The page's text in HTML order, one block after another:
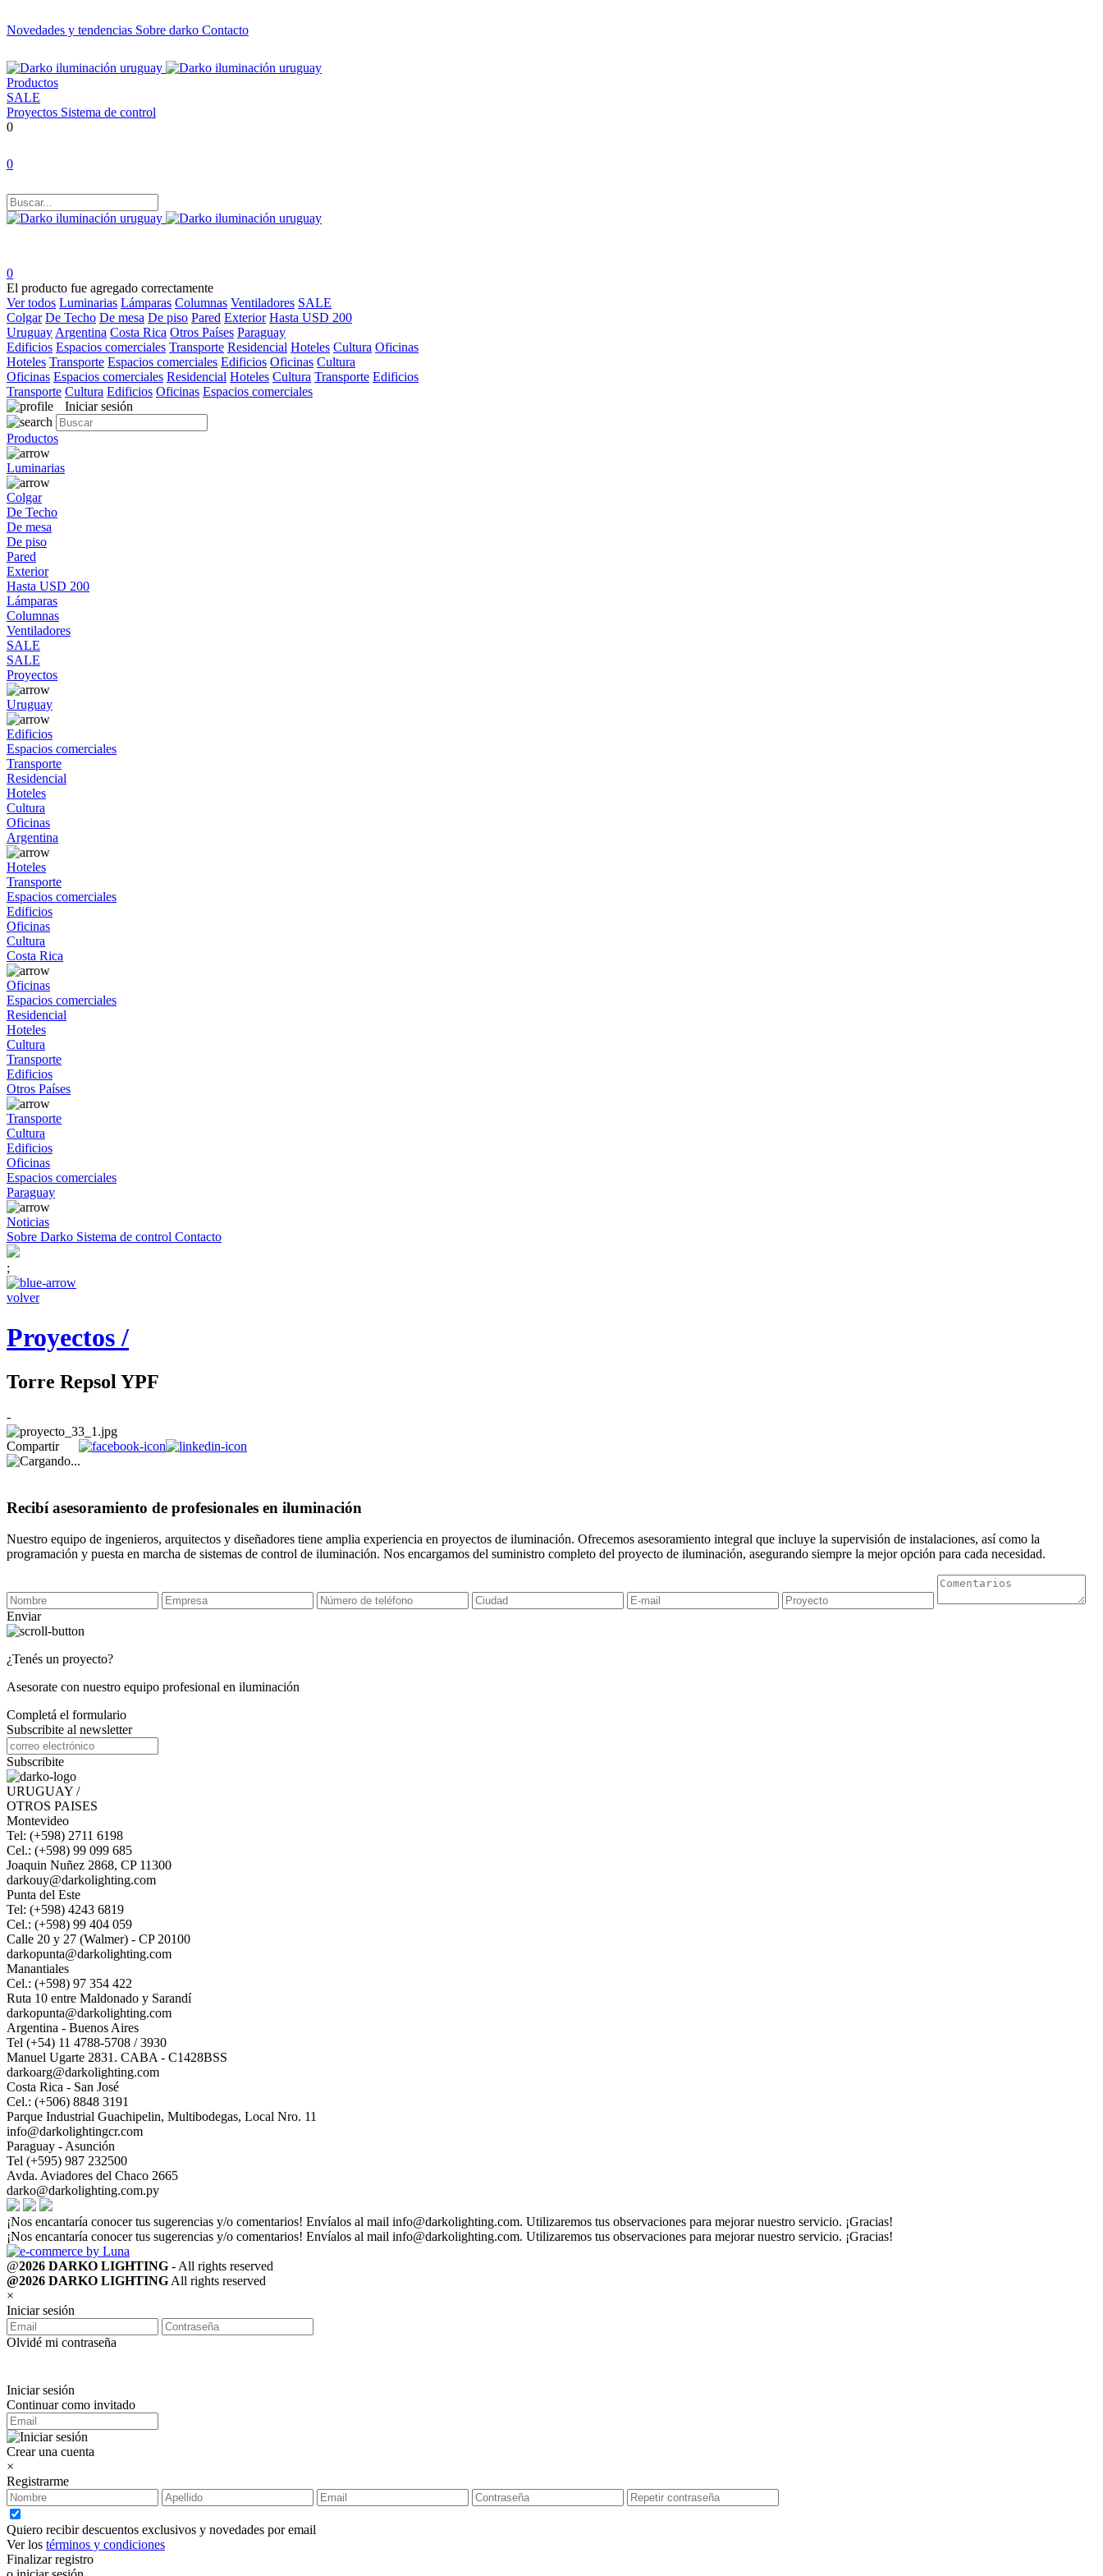
Novedades y tendencias Sobre darko Contacto
Productos
SALE
Proyectos Sistema de control
0
0
0
El producto fue agregado correctamente
Ver todos Luminarias Lámparas Columnas Ventiladores SALE
Colgar De Techo De mesa De piso Pared Exterior Hasta USD 200
Uruguay Argentina Costa Rica Otros Países Paraguay
Edificios Espacios comerciales Transporte Residencial Hoteles Cultura Oficinas
Hoteles Transporte Espacios comerciales Edificios Oficinas Cultura
Oficinas Espacios comerciales Residencial Hoteles Cultura Transporte Edificios
Transporte Cultura Edificios Oficinas Espacios comerciales
Iniciar sesión
Productos
Luminarias
Colgar
De Techo
De mesa
De piso
Pared
Exterior
Hasta USD 200
Lámparas
Columnas
Ventiladores
SALE
SALE
Proyectos
Uruguay
Edificios
Espacios comerciales
Transporte
Residencial
Hoteles
Cultura
Oficinas
Argentina
Hoteles
Transporte
Espacios comerciales
Edificios
Oficinas
Cultura
Costa Rica
Oficinas
Espacios comerciales
Residencial
Hoteles
Cultura
Transporte
Edificios
Otros Países
Transporte
Cultura
Edificios
Oficinas
Espacios comerciales
Paraguay
Noticias
Sobre Darko Sistema de control Contacto
;
volver
Proyectos /
Torre Repsol YPF
-
Compartir
Recibí asesoramiento de profesionales en iluminación
Nuestro equipo de ingenieros, arquitectos y diseñadores tiene amplia experiencia en proyectos de iluminación. Ofrecemos asesoramiento integral que incluye la supervisión de instalaciones, así como la
programación y puesta en marcha de sistemas de control de iluminación. Nos encargamos del suministro completo del proyecto de iluminación, asegurando siempre la mejor opción para cada necesidad.
Enviar
¿Tenés un proyecto?
Asesorate con nuestro equipo profesional en iluminación
Completá el formulario
Subscribite al newsletter
Subscribite
URUGUAY /
OTROS PAISES
Montevideo
Tel: (+598) 2711 6198
Cel.: (+598) 99 099 685
Joaquin Nuñez 2868, CP 11300
darkouy@darkolighting.com
Punta del Este
Tel: (+598) 4243 6819
Cel.: (+598) 99 404 059
Calle 20 y 27 (Walmer) - CP 20100
darkopunta@darkolighting.com
Manantiales
Cel.: (+598) 97 354 422
Ruta 10 entre Maldonado y Sarandí
darkopunta@darkolighting.com
Argentina - Buenos Aires
Tel (+54) 11 4788-5708 / 3930
Manuel Ugarte 2831. CABA - C1428BSS
darkoarg@darkolighting.com
Costa Rica - San José
Cel.: (+506) 8848 3191
Parque Industrial Guachipelin, Multibodegas, Local Nro. 11
info@darkolightingcr.com
Paraguay - Asunción
Tel (+595) 987 232500
Avda. Aviadores del Chaco 2665
darko@darkolighting.com.py
¡Nos encantaría conocer tus sugerencias y/o comentarios! Envíalos al mail info@darkolighting.com. Utilizaremos tus observaciones para mejorar nuestro servicio. ¡Gracias!
¡Nos encantaría conocer tus sugerencias y/o comentarios! Envíalos al mail info@darkolighting.com. Utilizaremos tus observaciones para mejorar nuestro servicio. ¡Gracias!
@2026 DARKO LIGHTING - All rights reserved
@2026 DARKO LIGHTING All rights reserved
×
Iniciar sesión
Olvidé mi contraseña
Iniciar sesión
Continuar como invitado
Crear una cuenta
×
Registrarme
Quiero recibir descuentos exclusivos y novedades por email
Ver los términos y condiciones
Finalizar registro